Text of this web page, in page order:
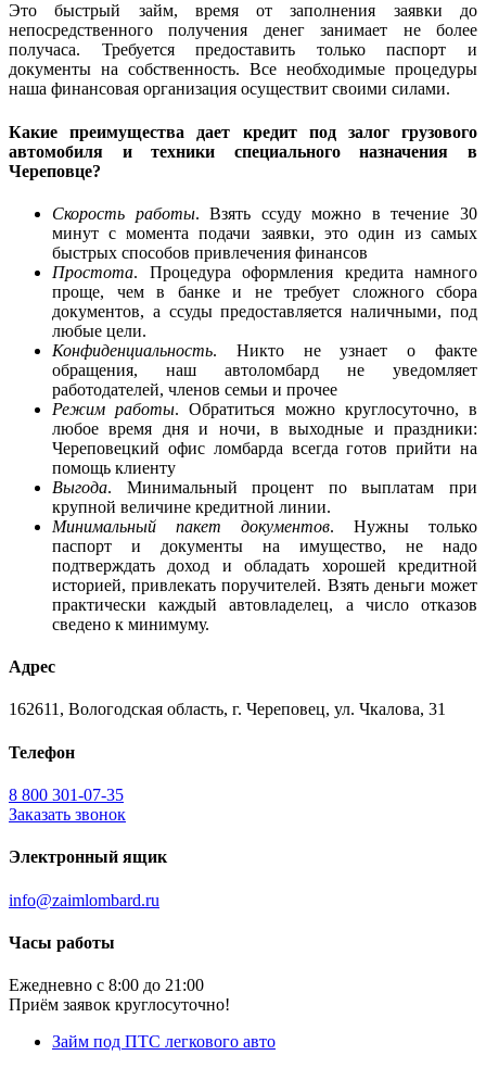
Это быстрый займ, время от заполнения заявки до
непосредственного получения денег занимает не более
получаса. Требуется предоставить только паспорт и
документы на собственность. Все необходимые процедуры
наша финансовая организация осуществит своими силами.
Какие преимущества дает кредит под залог грузового
автомобиля и техники специального назначения в
Череповце?
Скорость работы. Взять ссуду можно в течение 30
минут с момента подачи заявки, это один из самых
быстрых способов привлечения финансов
Простота. Процедура оформления кредита намного
проще, чем в банке и не требует сложного сбора
документов, а ссуды предоставляется наличными, под
любые цели.
Конфиденциальность. Никто не узнает о факте
обращения, наш автоломбард не уведомляет
работодателей, членов семьи и прочее
Режим работы. Обратиться можно круглосуточно, в
любое время дня и ночи, в выходные и праздники:
Череповецкий офис ломбарда всегда готов прийти на
помощь клиенту
Выгода. Минимальный процент по выплатам при
крупной величине кредитной линии.
Минимальный пакет документов. Нужны только
паспорт и документы на имущество, не надо
подтверждать доход и обладать хорошей кредитной
историей, привлекать поручителей. Взять деньги может
практически каждый автовладелец, а число отказов
сведено к минимуму.
Адрес
162611, Вологодская область, г. Череповец, ул. Чкалова, 31
Телефон
8 800 301-07-35
Заказать звонок
Электронный ящик
info@zaimlombard.ru
Часы работы
Ежедневно с 8:00 до 21:00
Приём заявок круглосуточно!
Займ под ПТС легкового авто